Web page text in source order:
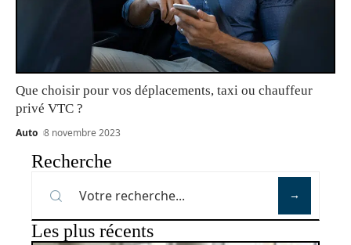
Que choisir pour vos déplacements, taxi ou chauffeur
privé VTC ?
Auto 8 novembre 2023
Recherche
Les plus récents